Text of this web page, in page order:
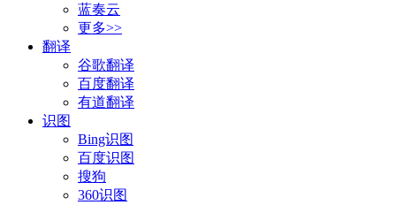
蓝奏云
更多>>
翻译
谷歌翻译
百度翻译
有道翻译
识图
Bing识图
百度识图
搜狗
360识图